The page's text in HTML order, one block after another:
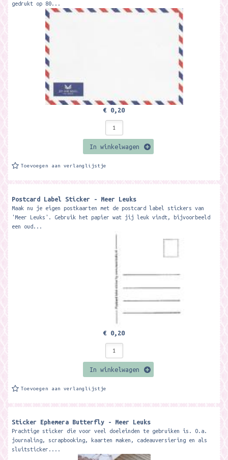
gedrukt op 80...
€ 0,20
In winkelwagen
Toevoegen aan verlanglijstje
Postcard Label Sticker - Meer Leuks
Maak nu je eigen postkaarten met de postcard label stickers van
'Meer Leuks'. Gebruik het papier wat jij leuk vindt, bijvoorbeeld
een oud...
€ 0,20
In winkelwagen
Toevoegen aan verlanglijstje
Sticker Ephemera Butterfly - Meer Leuks
Prachtige sticker die voor veel doeleinden te gebruiken is. O.a.
journaling, scrapbooking, kaarten maken, cadeauversiering en als
sluitsticker....